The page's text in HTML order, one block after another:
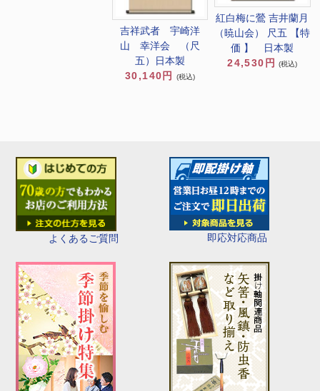
よくあるご質問 即応対応商品
吉祥武者 宇崎洋
山 幸洋会 （尺
五）日本製
30,140円
(税込)
紅白梅に鶯 吉井蘭月
（暁山会） 尺五 【特
価 】 日本製
24,530円
(税込)